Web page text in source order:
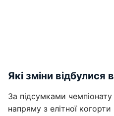
Які зміни відбулися в
За підсумками
напряму з елітної когорти